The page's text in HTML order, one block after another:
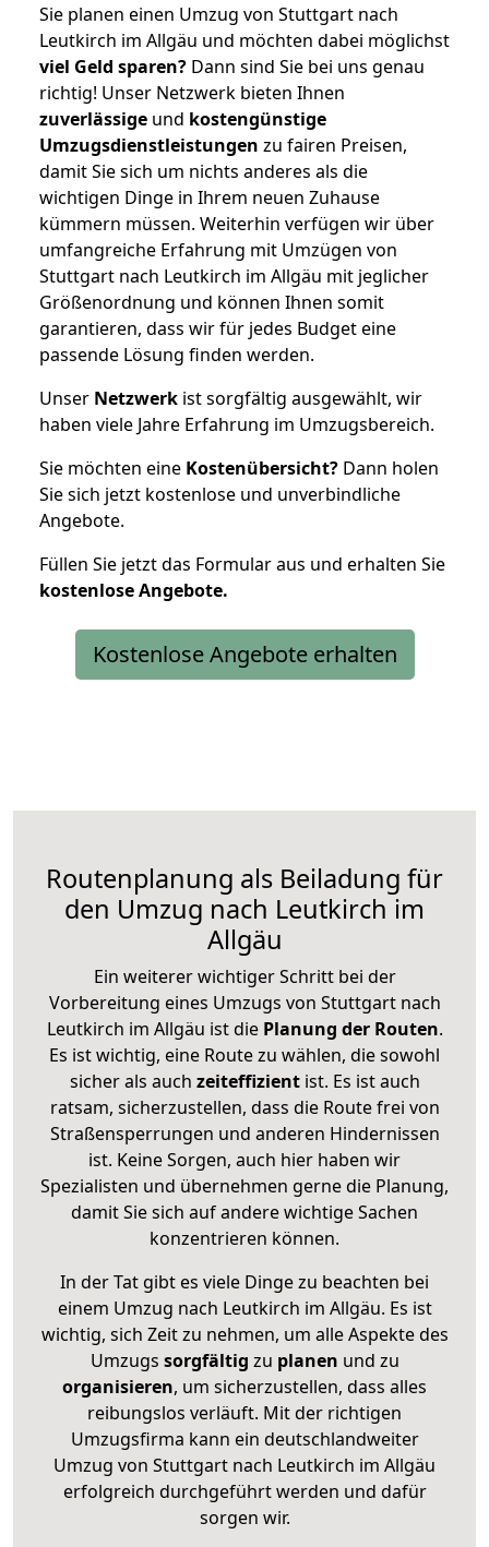
Sie planen einen Umzug von Stuttgart nach
Leutkirch im Allgäu und möchten dabei möglichst
viel Geld sparen? Dann sind Sie bei uns genau
richtig! Unser Netzwerk bieten Ihnen
zuverlässige und kostengünstige
Umzugsdienstleistungen zu fairen Preisen,
damit Sie sich um nichts anderes als die
wichtigen Dinge in Ihrem neuen Zuhause
kümmern müssen. Weiterhin verfügen wir über
umfangreiche Erfahrung mit Umzügen von
Stuttgart nach Leutkirch im Allgäu mit jeglicher
Größenordnung und können Ihnen somit
garantieren, dass wir für jedes Budget eine
passende Lösung finden werden.
Unser Netzwerk ist sorgfältig ausgewählt, wir
haben viele Jahre Erfahrung im Umzugsbereich.
Sie möchten eine Kostenübersicht? Dann holen
Sie sich jetzt kostenlose und unverbindliche
Angebote.
Füllen Sie jetzt das Formular aus und erhalten Sie
kostenloseAngebote.
Kostenlose Angebote erhalten
Routenplanung als Beiladung für
den Umzug nach Leutkirch im
Allgäu
Ein weiterer wichtiger Schritt bei der
Vorbereitung eines Umzugs von Stuttgart nach
Leutkirch im Allgäu ist diePlanung der Routen.
Es ist wichtig, eine Route zu wählen, die sowohl
sicher als auch zeiteffizientist. Es ist auch
ratsam, sicherzustellen, dass die Route frei von
Straßensperrungen und anderen Hindernissen
ist. Keine Sorgen, auch hier haben wir
Spezialisten und übernehmen gerne die Planung,
damit Sie sich auf andere wichtige Sachen
konzentrieren können.
In der Tat gibt es viele Dinge zu beachten bei
einem Umzug nach Leutkirch im Allgäu. Es ist
wichtig, sich Zeit zu nehmen, um alle Aspekte des
Umzugs sorgfältig zu planen und zu
organisieren, um sicherzustellen, dass alles
reibungslos verläuft. Mit der richtigen
Umzugsfirma kann ein deutschlandweiter
Umzug von Stuttgart nach Leutkirch im Allgäu
erfolgreich durchgeführt werden und dafür
sorgen wir.